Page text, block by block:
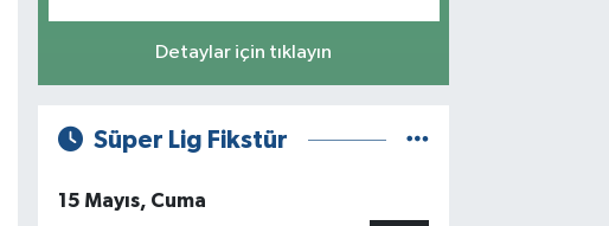
Detaylar için tıklayın
Süper Lig Fikstür
15 Mayıs, Cuma